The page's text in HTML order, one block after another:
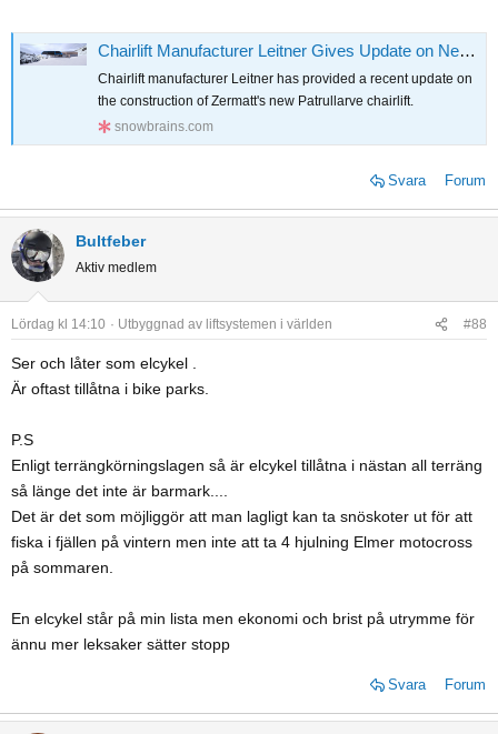
Chairlift Manufacturer Leitner Gives Update on New Patrullarve Lift at Zermatt, Switzerland
Chairlift manufacturer Leitner has provided a recent update on
the construction of Zermatt's new Patrullarve chairlift.
snowbrains.com
Svara Forum
Bultfeber
Aktiv medlem
Lördag kl 14:10 Utbyggnad av liftsystemen i världen #88
Ser och låter som elcykel .
Är oftast tillåtna i bike parks.
P.S
Enligt terrängkörningslagen så är elcykel tillåtna i nästan all terräng
så länge det inte är barmark....
Det är det som möjliggör att man lagligt kan ta snöskoter ut för att
fiska i fjällen på vintern men inte att ta 4 hjulning Elmer motocross
på sommaren.
En elcykel står på min lista men ekonomi och brist på utrymme för
ännu mer leksaker sätter stopp
Svara Forum